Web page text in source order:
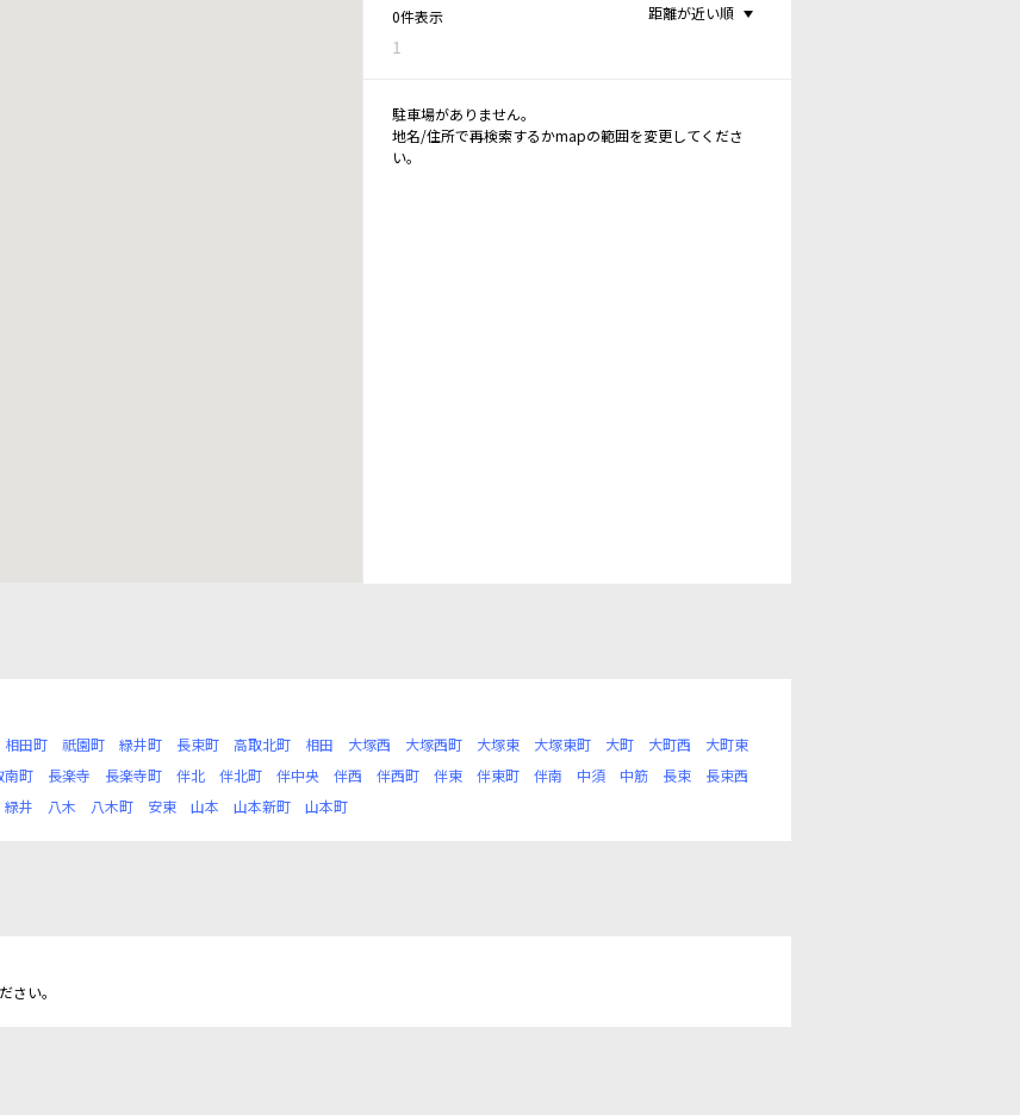
0件表示
1
距離が近い順
駐車場がありません。
地名/住所で再検索するかmapの範囲を変更してくださ
い。
相田町 祇園町 緑井町 長束町 高取北町 相田 大塚西 大塚西町 大塚東 大塚東町 大町 大町西
大町東
南町 長楽寺 長楽寺町 伴北 伴北町 伴中央 伴西 伴西町 伴東 伴東町 伴南 中須 中筋 長束
長束西
緑井 八木 八木町 安東 山本 山本新町 山本町
さい。